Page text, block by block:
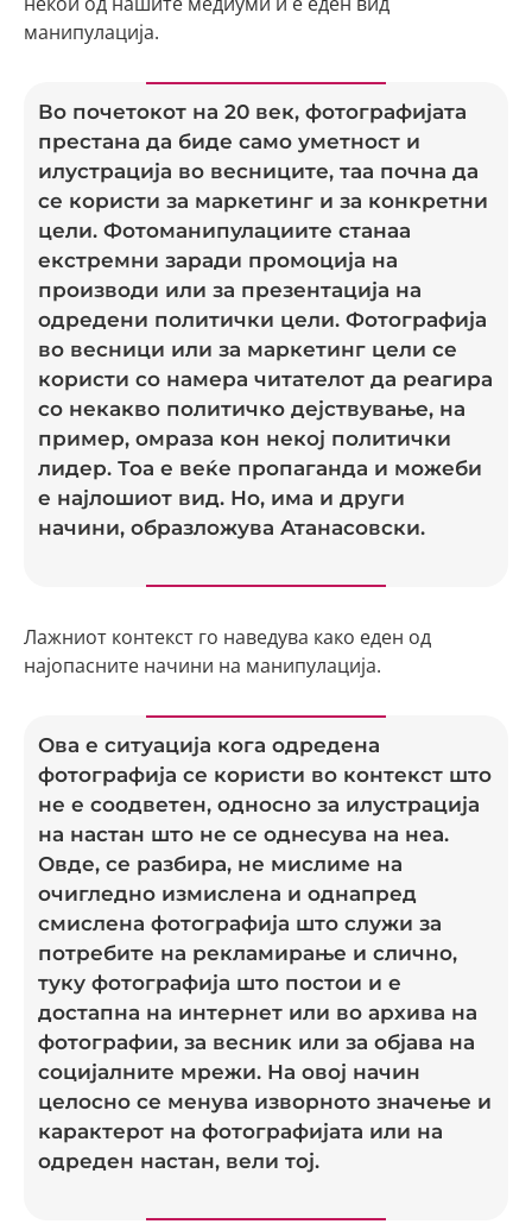
манипулација.
Во почетокот на 20 век, фотографијата
престана да биде само уметност и
илустрација во весниците, таа почна да
се користи за маркетинг и за конкретни
цели. Фотоманипулациите станаа
екстремни заради промоција на
производи или за презентација на
одредени политички цели. Фотографија
во весници или за маркетинг цели се
користи со намера читателот да реагира
со некакво политичко дејствување, на
пример, омраза кон некој политички
лидер. Тоа е веќе пропаганда и можеби
е најлошиот вид. Но, има и други
начини, образложува Атанасовски.
Лажниот контекст го наведува како еден од
најопасните начини на манипулација.
Ова е ситуација кога одредена
фотографија се користи во контекст што
не е соодветен, односно за илустрација
на настан што не се однесува на неа.
Овде, се разбира, не мислиме на
очигледно измислена и однапред
смислена фотографија што служи за
потребите на рекламирање и слично,
туку фотографија што постои и е
достапна на интернет или во архива на
фотографии, за весник или за објава на
социјалните мрежи. На овој начин
целосно се менува изворното значење и
карактерот на фотографијата или на
одреден настан, вели тој.